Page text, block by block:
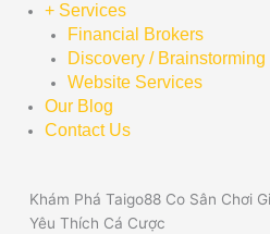
+ Services
Financial Brokers
Discovery / Brainstorming
Website Services
Our Blog
Contact Us
Khám Phá Taigo88 Co Sân Chơi
Yêu Thích Cá Cược